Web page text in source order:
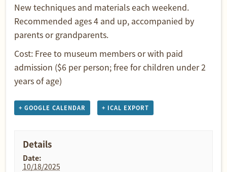
New techniques and materials each weekend.
Recommended ages 4 and up, accompanied by
parents or grandparents.
Cost: Free to museum members or with paid
admission ($6 per person; free for children under 2
years of age)
+ GOOGLE CALENDAR + ICAL EXPORT
Details
Date:
10/18/2025